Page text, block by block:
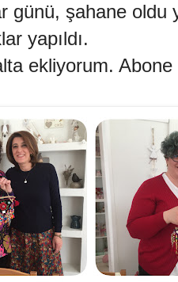
günü, şahane
yapıldı.
ekliyorum.